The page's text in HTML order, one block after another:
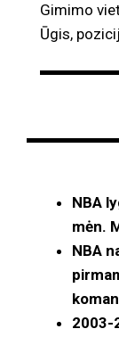
Gimimo
Ūgis,
NBA
mėn.
NBA
2003-